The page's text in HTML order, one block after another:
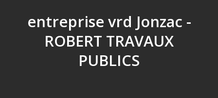
entreprise vrd Jonzac -
ROBERT TRAVAUX
PUBLICS